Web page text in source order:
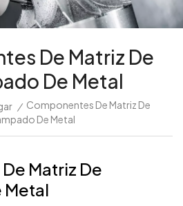
De Matriz De
De Metal
/ Componentes De Matriz De
De Metal
Matriz De
Metal